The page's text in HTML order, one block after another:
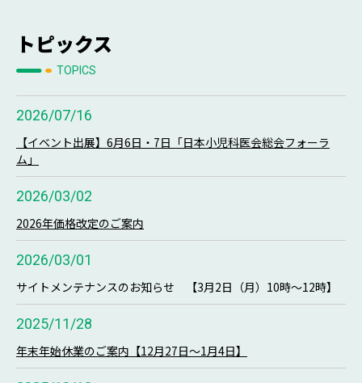
トピックス
TOPICS
2026/07/16
【イベント出展】6月6日・7日「日本小児科医会総会フォーラ
ム」
2026/03/02
2026年価格改定のご案内
2026/03/01
サイトメンテナンスのお知らせ 【3月2日（月）10時～12時】
2025/11/28
年末年始休業のご案内【12月27日～1月4日】